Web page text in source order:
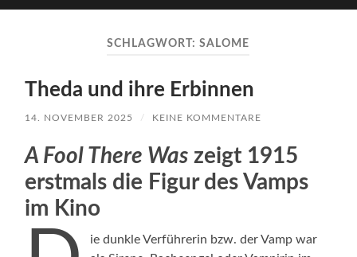
Menü
SCHLAGWORT:SALOME
Theda und ihre Erbinnen
14. NOVEMBER 2025 / KEINE KOMMENTARE
A Fool There Was zeigt 1915
erstmals die Figur des Vamps
im Kino
ie dunkle Verführerin bzw. der Vamp war